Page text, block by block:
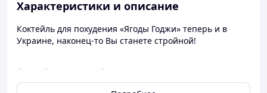
Характеристики и описание
Коктейль для похудения «Ягоды Годжи» теперь и в
Украине, наконец-то Вы станете стройной!
Ягоды Годжи употребляют в пищу еще с древних
времен. Благодаря их чудесным свойствам, они